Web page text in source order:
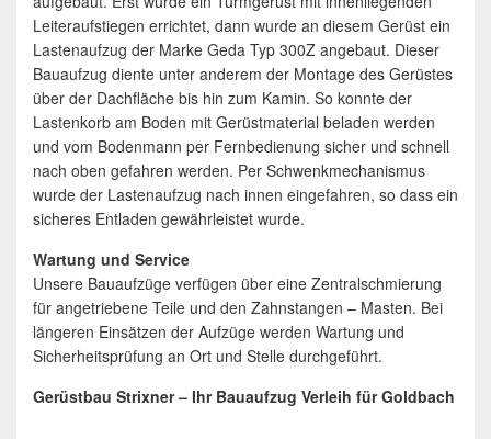
Leiteraufstiegen errichtet, dann wurde an diesem Gerüst ein
Lastenaufzug der Marke Geda Typ 300Z angebaut. Dieser
Bauaufzug diente unter anderem der Montage des Gerüstes
über der Dachfläche bis hin zum Kamin. So konnte der
Lastenkorb am Boden mit Gerüstmaterial beladen werden
und vom Bodenmann per Fernbedienung sicher und schnell
nach oben gefahren werden. Per Schwenkmechanismus
wurde der Lastenaufzug nach innen eingefahren, so dass ein
sicheres Entladen gewährleistet wurde.
Wartung und Service
Unsere Bauaufzüge verfügen über eine Zentralschmierung
für angetriebene Teile und den Zahnstangen – Masten. Bei
längeren Einsätzen der Aufzüge werden Wartung und
Sicherheitsprüfung an Ort und Stelle durchgeführt.
Gerüstbau Strixner – Ihr Bauaufzug Verleih für Goldbach